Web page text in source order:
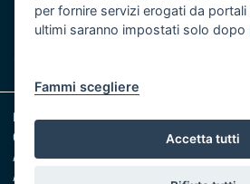
per fornire servizi erogati da portali
ultimi saranno impostati solo dopo
Fammi scegliere
Accetta tutti
Responsabili pubblicazione
Note legali
Cookie e Privacy
Amministrazione trasparente
Albo pretorio